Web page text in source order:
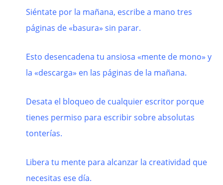
Siéntate por la mañana, escribe a mano tres
páginas de «basura» sin parar.
Esto desencadena tu ansiosa «mente de mono» y
la «descarga» en las páginas de la mañana.
Desata el bloqueo de cualquier escritor porque
tienes permiso para escribir sobre absolutas
tonterías.
Libera tu mente para alcanzar la creatividad que
necesitas ese día.